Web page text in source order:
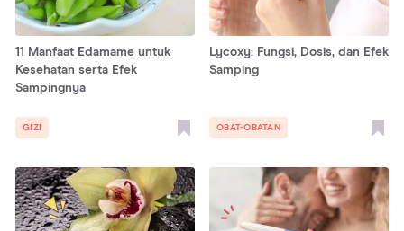
11 Manfaat Edamame untuk
Kesehatan serta Efek
Sampingnya
GIZI
Lycoxy: Fungsi, Dosis, dan Efek
Samping
OBAT-OBATAN